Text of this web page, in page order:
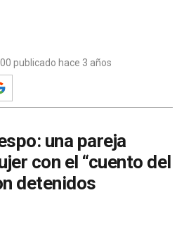
publicado hace 3 años
una pareja
con el “cuento del
detenidos